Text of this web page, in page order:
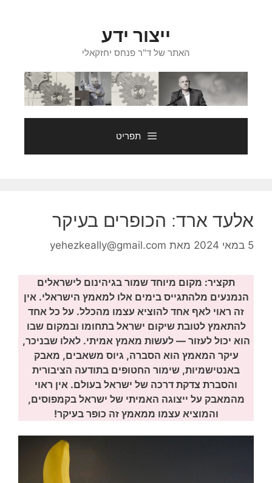
ייצור ידע
האתר של ד"ר פנחס יחזקאלי
תפריט
אלעד ארד: הכופרים בעיקר
5 במאי 2024 מאת yehezkeally@gmail.com
תקציר: מקום מיוחד שמור בגיהינום לישראלים
הנמנעים מלהתגייס בימים אלו למאמץ הישראלי. אין
זה ראוי לאף אחד להוציא עצמו מהכלל. על כל אחד
להתאמץ לטובת שיקום ישראל בתחומו ובמקום שבו
הוא יכול לעזור — לעשות מאמץ אמיתי. לאלו שבניכר,
עיקר המאמץ הוא הסברה, גיוס משאבים, מאבק
באנטישמיות, שימור החטופים בתודעה הציבורית
והסברת צדקת דרכה של ישראל בעולם. אין ראוי
מהמאבק על ייצוגה האמיתי של ישראל בקמפוסים,
והמוציא עצמו ממאמץ זה כופר בעיקר!